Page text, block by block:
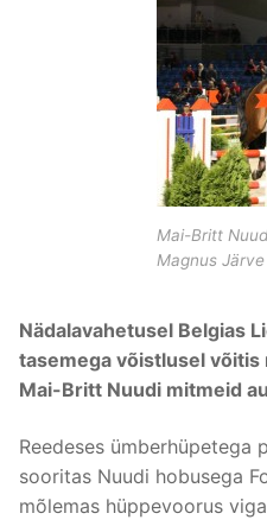
Mai-Britt
Magnus Järve
Nädalavahetusel Belgias
tasemega võistlusel võitis
Mai-Britt Nuudi mitmeid
Reedeses ümberhüpetega
sooritas Nuudi hobusega
mõlemas hüppevoorus